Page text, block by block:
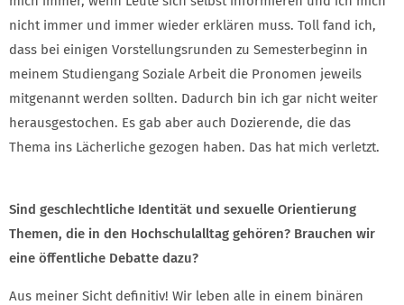
nicht immer und immer wieder erklären muss. Toll fand ich,
dass bei einigen Vorstellungsrunden zu Semesterbeginn in
meinem Studiengang Soziale Arbeit die Pronomen jeweils
mitgenannt werden sollten. Dadurch bin ich gar nicht weiter
herausgestochen. Es gab aber auch Dozierende, die das
Thema ins Lächerliche gezogen haben. Das hat mich verletzt.
Sind geschlechtliche Identität und sexuelle Orientierung
Themen, die in den Hochschulalltag gehören? Brauchen wir
eine öffentliche Debatte dazu?
Aus meiner Sicht definitiv! Wir leben alle in einem binären